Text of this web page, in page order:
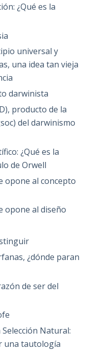
¿Qué es la
universal y
una idea tan vieja
darwinista
producto de la
del darwinismo
¿Qué es la
de Orwell
opone al concepto
opone al diseño
¿dónde paran
de ser del
Natural:
una tautología